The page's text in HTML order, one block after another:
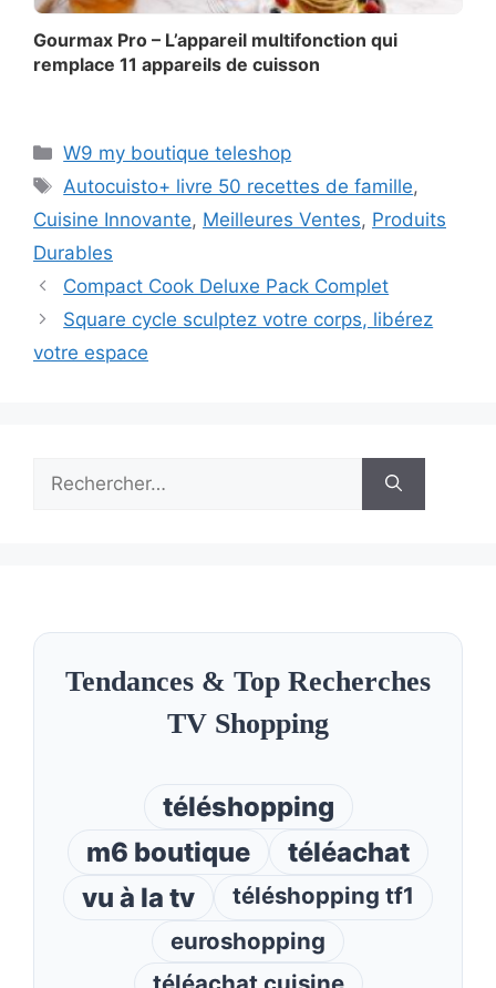
Gourmax Pro – L’appareil multifonction qui
remplace 11 appareils de cuisson
Catégories
W9 my boutique teleshop
Étiquettes
Autocuisto+ livre 50 recettes de famille,
Cuisine Innovante, Meilleures Ventes, Produits
Durables
Compact Cook Deluxe Pack Complet
Square cycle sculptez votre corps, libérez
votre espace
Tendances & Top Recherches
TV Shopping
téléshopping
m6 boutique
téléachat
vu à la tv
téléshopping tf1
euroshopping